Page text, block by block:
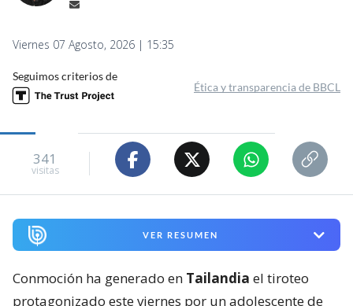
Viernes 07 Agosto, 2026 | 15:35
Seguimos criterios de
Ética y transparencia de BBCL
341
visitas
VER RESUMEN
Conmoción ha generado en Tailandia el tiroteo
protagonizado este viernes por un adolescente de